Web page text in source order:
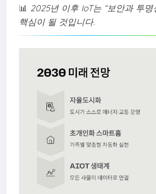
📊 2025년 이후 IoT는 “보안과 투명
핵심이 될 것입니다.